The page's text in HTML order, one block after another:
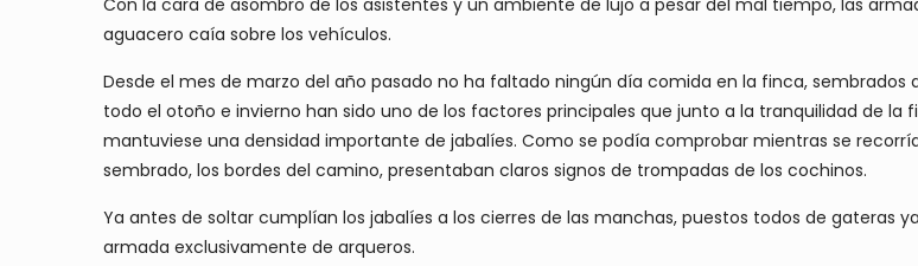
aguacero caía sobre los vehículos.
Desde el mes de marzo del año pasado no ha faltado ningún día comida en la finca,
todo el otoño e invierno han sido uno de los factores principales que junto a la tranquilidad de la
mantuviese una densidad importante de jabalíes. Como se podía comprobar mientras se
sembrado, los bordes del camino, presentaban claros signos de trompadas de los cochinos.
Ya antes de soltar cumplían los jabalíes a los cierres de las manchas, puestos todos de
armada exclusivamente de arqueros.